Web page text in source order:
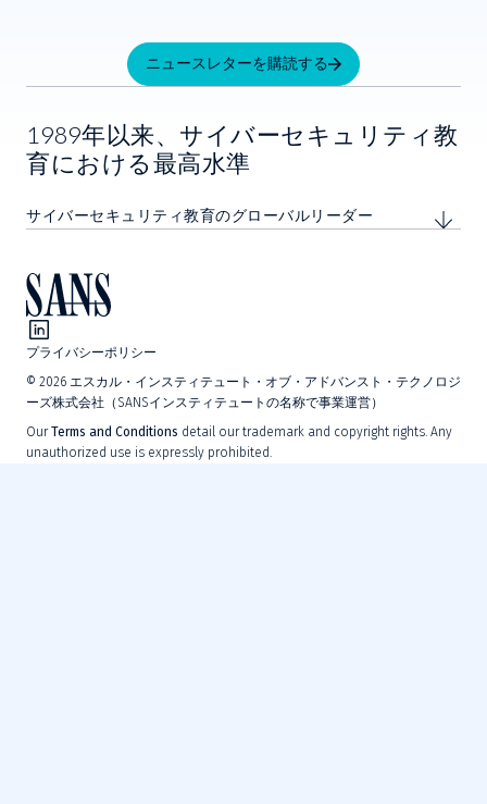
ニュースレターを購読する
1989年以来、サイバーセキュリティ教
育における最高水準
サイバーセキュリティ教育のグローバルリーダー
プライバシーポリシー
© 2026 エスカル・インスティテュート・オブ・アドバンスト・テクノロジ
ーズ株式会社（SANSインスティテュートの名称で事業運営）
OurTerms and Conditions detail our trademark and copyright rights. Any
unauthorized use is expressly prohibited.